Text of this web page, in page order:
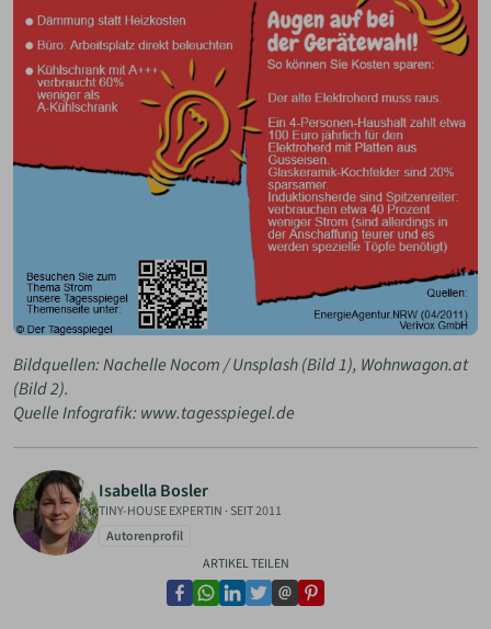
Bildquellen: Nachelle Nocom / Unsplash (Bild 1), Wohnwagon.at
(Bild 2).
Quelle Infografik: www.tagesspiegel.de
Isabella Bosler
TINY-HOUSE EXPERTIN · SEIT 2011
Autorenprofil
ARTIKEL TEILEN
facebook
whatsapp
linkedin
twitter
emailpinterest